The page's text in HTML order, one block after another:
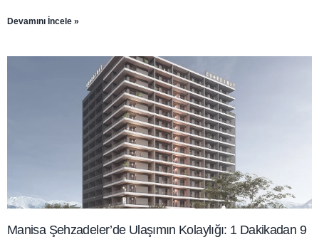
Devamını İncele »
Manisa Şehzadeler’de Ulaşımın Kolaylığı: 1 Dakikadan 9